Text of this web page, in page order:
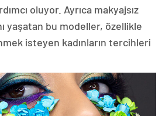
oluyor. Ayrıca makyajsız
yaşatan bu modeller, özellikle
isteyen kadınların tercihleri